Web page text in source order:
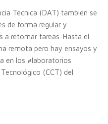
Técnica (DAT) también se
de forma regular y
a retomar tareas. Hasta el
remota pero hay ensayos y
en los #laboratorios
(CCT) del